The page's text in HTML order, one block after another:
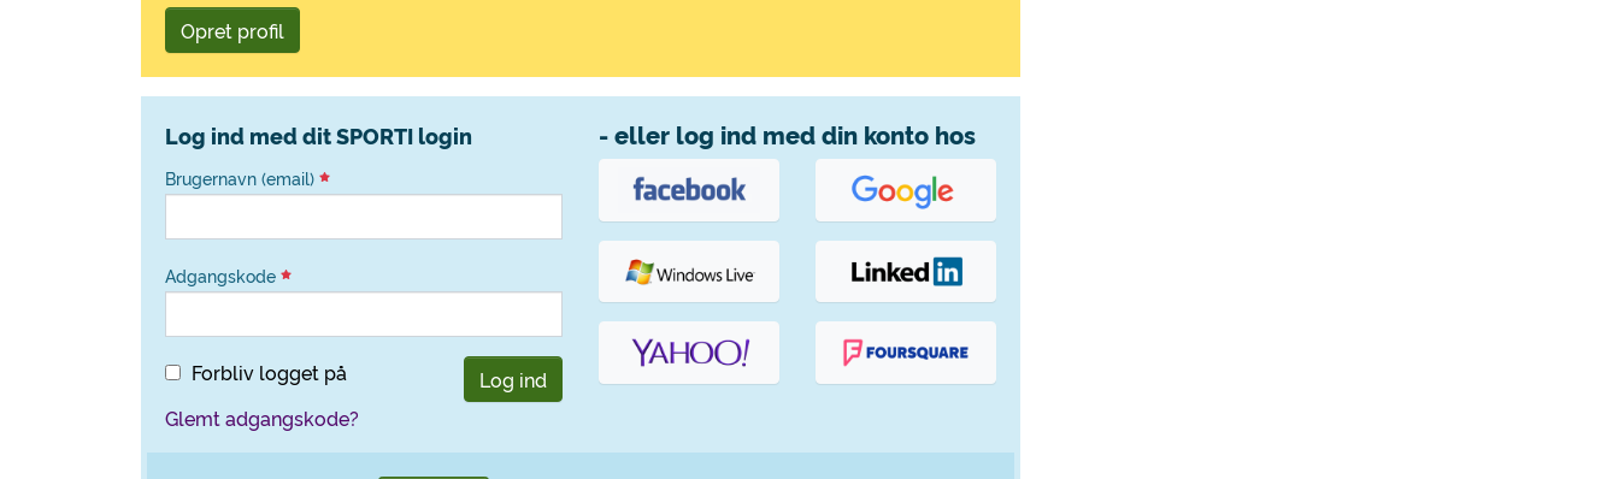
Opret profil
Log ind med dit SPORTI login
Brugernavn (email)
Adgangskode
Forbliv logget på
Log ind
Glemt adgangskode?
- eller log ind med din konto hos